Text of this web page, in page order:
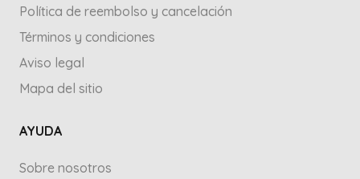
Política de reembolso y cancelación
Términos y condiciones
Aviso legal
Mapa del sitio
AYUDA
Sobre nosotros